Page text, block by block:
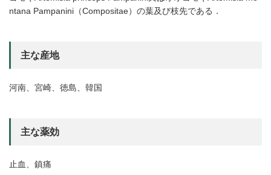
ntana Pampanini（Compositae）の葉及び枝先である．
主な産地
河南、宮崎、徳島、韓国
主な薬効
止血、鎮痛